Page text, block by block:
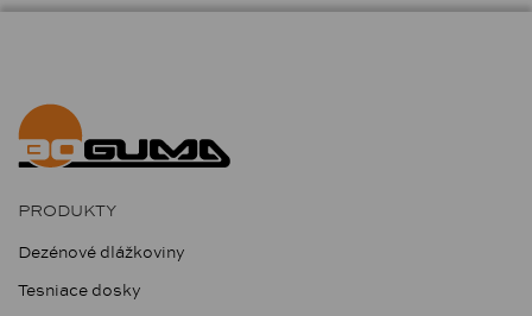
PRODUKTY
Dezénové dlážkoviny
Tesniace dosky